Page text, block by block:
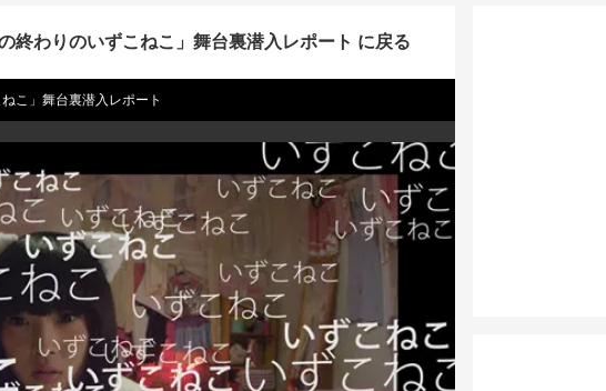
わりのいずこねこ」舞台裏潜入レポート に戻る
こ」舞台裏潜入レポート